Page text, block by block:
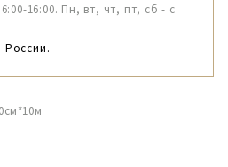
16:00. Пн, вт, чт, пт, сб - с
России.